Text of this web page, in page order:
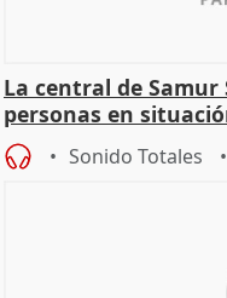
La central de Samur
personas en
de Calor
Sonido Totales